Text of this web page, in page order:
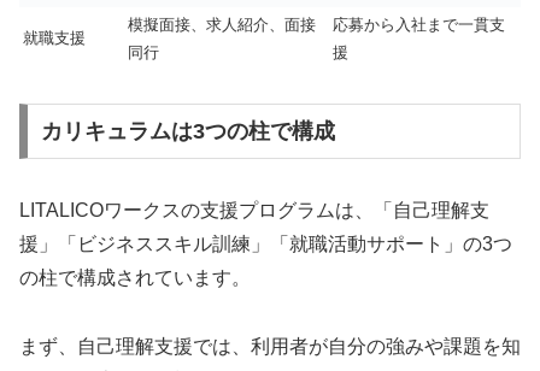
就職支援
模擬面接、求人紹介、面接
同行
応募から入社まで一貫支
援
カリキュラムは3つの柱で構成
LITALICOワークスの支援プログラムは、「自己理解支
援」「ビジネススキル訓練」「就職活動サポート」の3つ
の柱で構成されています。
まず、自己理解支援では、利用者が自分の強みや課題を知